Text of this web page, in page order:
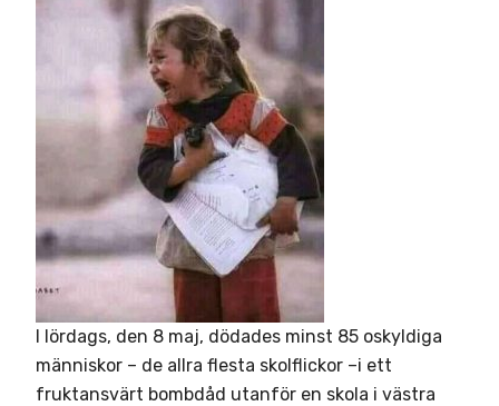
I lördags, den 8 maj, dödades minst 85 oskyldiga
människor – de allra flesta skolflickor –i ett
fruktansvärt bombdåd utanför en skola i västra